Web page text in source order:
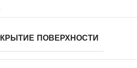
ПОВЕРХНОСТИ